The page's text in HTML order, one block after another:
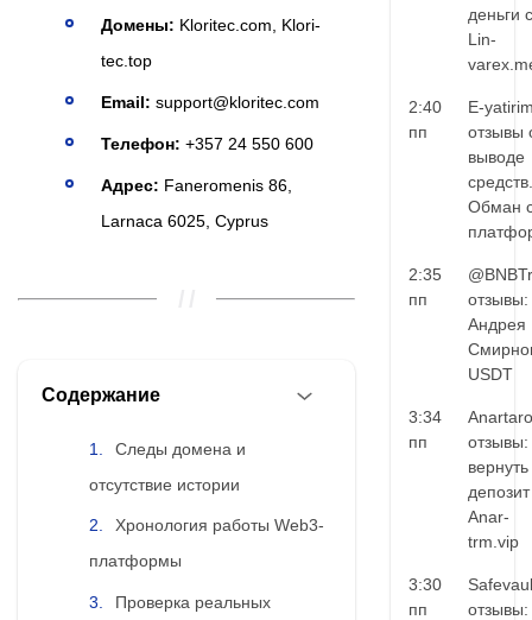
Домены: Kloritec.com, Klori-
tec.top
Email: support@kloritec.com
Телефон: +357 24 550 600
Адрес: Faneromenis 86,
Larnaca 6025, Cyprus
Содержание
Следы домена и
отсутствие истории
Хронология работы Web3-
платформы
Проверка реальных
деньги с
Lin-
2:40
пп
E-
отзывы
выводе
средств.
Обман
2:35
пп
Андрея
USDT
3:34
пп
отзывы:
вернуть
Anar-
trm.vip
3:30
пп
отзывы: